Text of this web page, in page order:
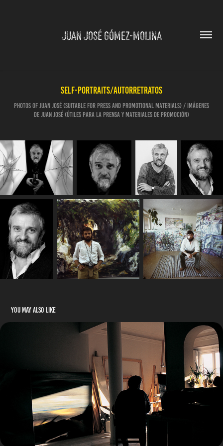
JUAN JOSÉ GÓMEZ-MOLINA
Self-Portraits/Autorretratos
Photos of Juan José (suitable for Press and promotional materials) / Imágenes
de Juan José (útiles para la prensa y materiales de promoción)
You may also like
Studio/Estudio